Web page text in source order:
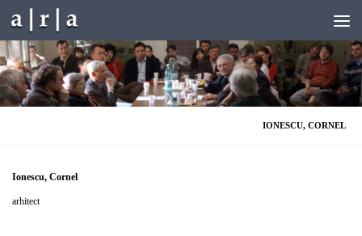
Skip to content
IONESCU, CORNEL
Ionescu, Cornel
arhitect